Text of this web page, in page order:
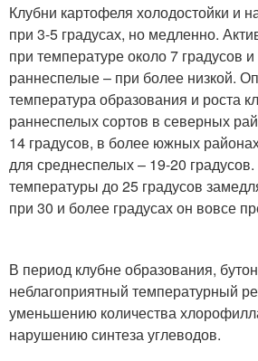
Клубни картофеля холодостойки и
при 3-5 градусах, но медленно.
при температуре около 7 градусов
раннеспелые – при более низкой.
температура образования и роста
раннеспелых сортов в северных
14 градусов, в более южных
для среднеспелых – 19-20
температуры до 25 градусов
при 30 и более градусах он вов­се
В период клубне образования,
небла­гоприятный темпера­турный
уменьшению ко­личества
нарушению синтеза углеводов.